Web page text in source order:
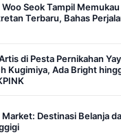
Seok Tampil Memukau
Terbaru, Bahas
di Pesta Pernikahan
Kugimiya, Ada Bright
Market: Destinasi Belanja